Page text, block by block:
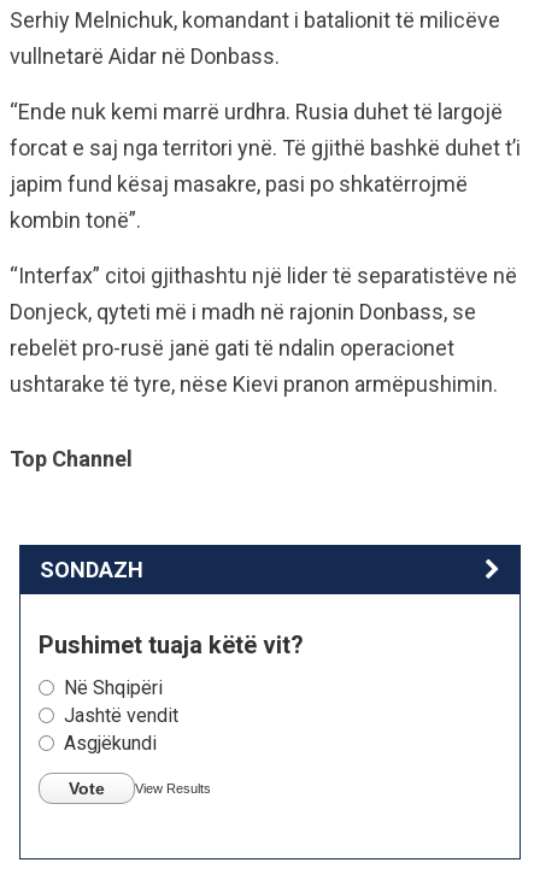
Serhiy Melnichuk, komandant i batalionit të milicëve
vullnetarë Aidar në Donbass.
“Ende nuk kemi marrë urdhra. Rusia duhet të largojë
forcat e saj nga territori ynë. Të gjithë bashkë duhet t’i
japim fund kësaj masakre, pasi po shkatërrojmë
kombin tonë”.
“Interfax” citoi gjithashtu një lider të separatistëve në
Donjeck, qyteti më i madh në rajonin Donbass, se
rebelët pro-rusë janë gati të ndalin operacionet
ushtarake të tyre, nëse Kievi pranon armëpushimin.
Top Channel
SONDAZH
Pushimet tuaja këtë vit?
Në Shqipëri
Jashtë vendit
Asgjëkundi
Vote View Results